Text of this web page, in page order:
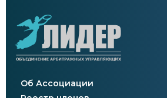
Об Ассоциации